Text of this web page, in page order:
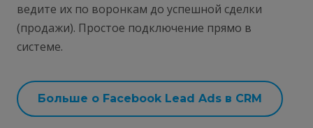
ведите их по воронкам до успешной сделки
(продажи). Простое подключение прямо в
системе.
Больше о Facebook Lead Ads в CRM